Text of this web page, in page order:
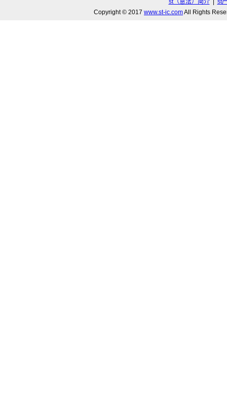
st（意法）简介| st
Copyright © 2017 www.st-ic.comAll Rights